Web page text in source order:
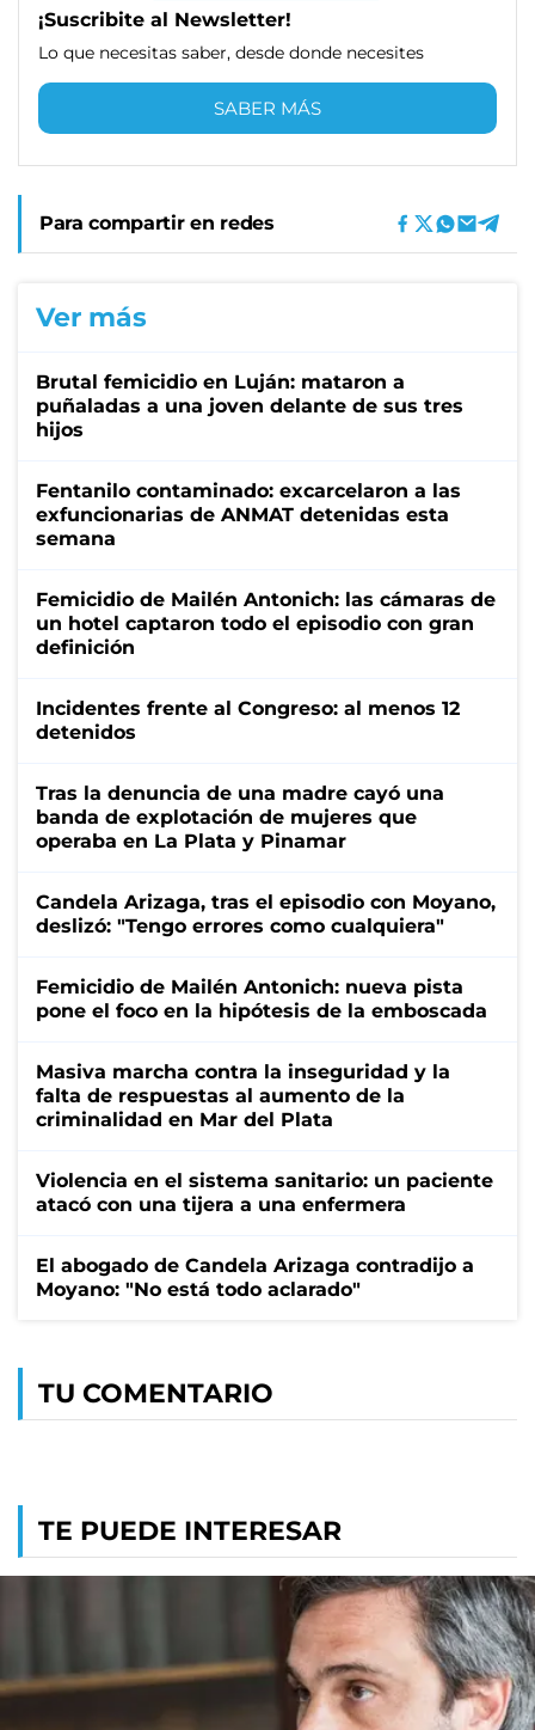
¡Suscribite al Newsletter!
Lo que necesitas saber, desde donde necesites
SABER MÁS
Para compartir en redes
Ver más
Brutal femicidio en Luján: mataron a
puñaladas a una joven delante de sus tres
hijos
Fentanilo contaminado: excarcelaron a las
exfuncionarias de ANMAT detenidas esta
semana
Femicidio de Mailén Antonich: las cámaras de
un hotel captaron todo el episodio con gran
definición
Incidentes frente al Congreso: al menos 12
detenidos
Tras la denuncia de una madre cayó una
banda de explotación de mujeres que
operaba en La Plata y Pinamar
Candela Arizaga, tras el episodio con Moyano,
deslizó: "Tengo errores como cualquiera"
Femicidio de Mailén Antonich: nueva pista
pone el foco en la hipótesis de la emboscada
Masiva marcha contra la inseguridad y la
falta de respuestas al aumento de la
criminalidad en Mar del Plata
Violencia en el sistema sanitario: un paciente
atacó con una tijera a una enfermera
El abogado de Candela Arizaga contradijo a
Moyano: "No está todo aclarado"
TU COMENTARIO
TE PUEDE INTERESAR